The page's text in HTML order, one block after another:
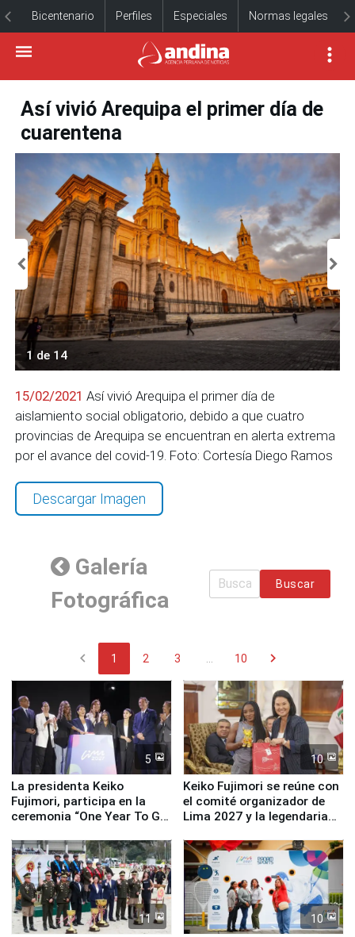
Bicentenario Perfiles Especiales Normas legales
Así vivió Arequipa el primer día de
cuarentena
1 de 14
15/02/2021 Así vivió Arequipa el primer día de
aislamiento social obligatorio, debido a que cuatro
provincias de Arequipa se encuentran en alerta extrema
por el avance del covid-19. Foto: Cortesía Diego Ramos
Descargar Imagen
Galería
Fotográfica
Buscar
chevron_left 1 2 3 10 chevron_right
5
La presidenta Keiko
Fujimori, participa en la
ceremonia “One Year To Go
10
Keiko Fujimori se reúne con
el comité organizador de
Lima 2027 y la legendaria
11 10